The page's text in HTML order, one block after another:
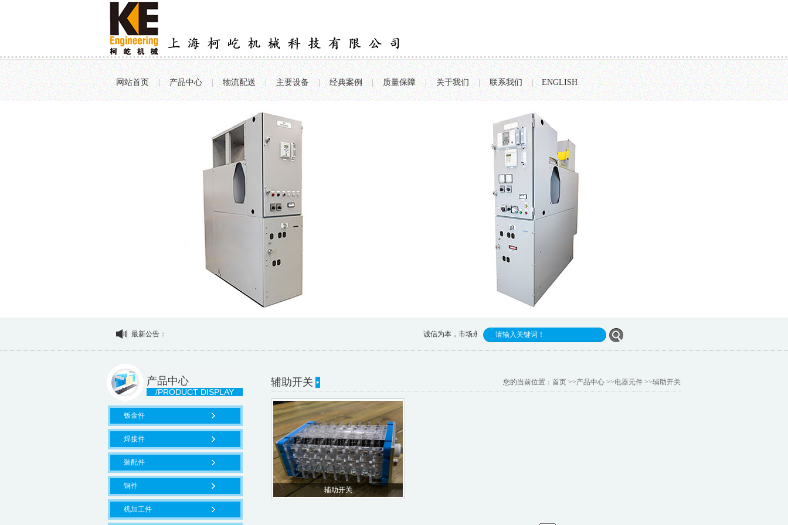
网站首页 | 产品中心 | 物流配送 | 主要设备 | 经典案例 | 质量保障 | 关于我们 | 联系我们 | ENGLISH
最新公告： 诚信为本，市场永远在变，诚信永远不变！
产品中心
/PRODUCT DISPLAY
钣金件
焊接件
装配件
铜件
机加工件
辅助开关 您的当前位置： 首页 >>产品中心 >>电器元件 >>辅助开关
辅助开关